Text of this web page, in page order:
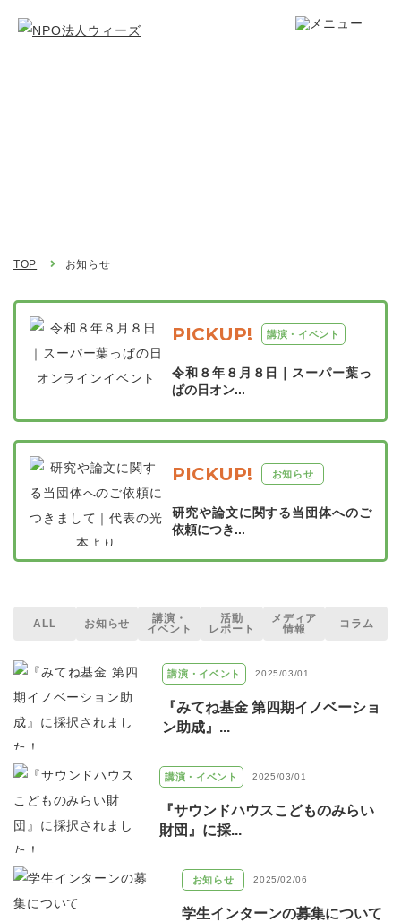
TOP お知らせ
PICKUP! 講演・イベント
令和８年８月８日｜スーパー葉っ
ぱの日オン...
PICKUP! お知らせ
研究や論文に関する当団体へのご
依頼につき...
ALL お知らせ
講演・
イベント
活動
レポート
メディア
情報
コラム
講演・イベント 2025/03/01
『みてね基金 第四期イノベーショ
ン助成』...
講演・イベント 2025/03/01
『サウンドハウスこどものみらい
財団』に採...
お知らせ 2025/02/06
学生インターンの募集について